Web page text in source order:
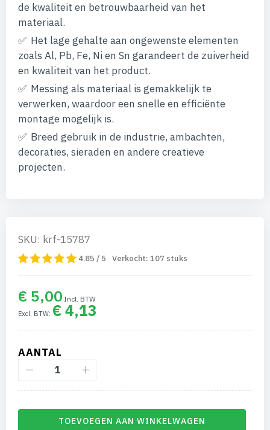
de kwaliteit en betrouwbaarheid van het
materiaal.
Het lage gehalte aan ongewenste elementen
zoals Al, Pb, Fe, Ni en Sn garandeert de zuiverheid
en kwaliteit van het product.
Messing als materiaal is gemakkelijk te
verwerken, waardoor een snelle en efficiënte
montage mogelijk is.
Breed gebruik in de industrie, ambachten,
decoraties, sieraden en andere creatieve
projecten.
SKU: krf-15787
4.85 / 5 Verkocht: 107 stuks
€ 5,00
€ 4,13
AANTAL
TOEVOEGEN AAN WINKELWAGEN